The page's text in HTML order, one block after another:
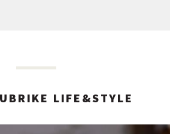
LIFE&STYLE